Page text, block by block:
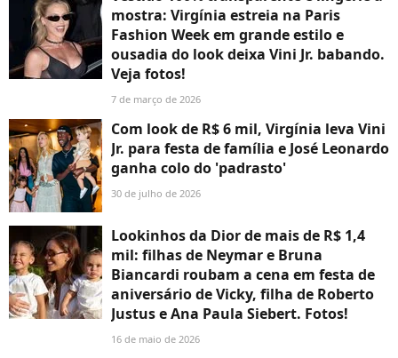
mostra: Virgínia estreia na Paris
Fashion Week em grande estilo e
ousadia do look deixa Vini Jr. babando.
Veja fotos!
7 de março de 2026
Com look de R$ 6 mil, Virgínia leva Vini
Jr. para festa de família e José Leonardo
ganha colo do 'padrasto'
30 de julho de 2026
Lookinhos da Dior de mais de R$ 1,4
mil: filhas de Neymar e Bruna
Biancardi roubam a cena em festa de
aniversário de Vicky, filha de Roberto
Justus e Ana Paula Siebert. Fotos!
16 de maio de 2026